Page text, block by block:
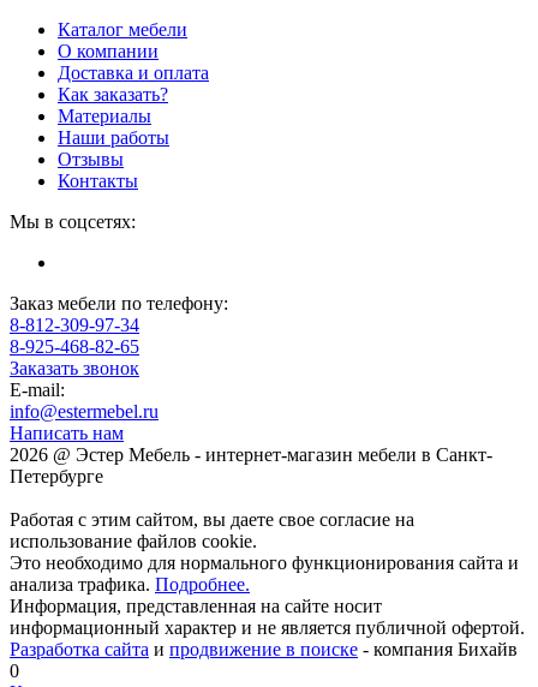
Каталог мебели
О компании
Доставка и оплата
Как заказать?
Материалы
Наши работы
Отзывы
Контакты
Мы в соцсетях:
Заказ мебели по телефону:
8-812-309-97-34
8-925-468-82-65
Заказать звонок
E-mail:
info@estermebel.ru
Написать нам
2026 @ Эстер Мебель - интернет-магазин мебели в Санкт-
Петербурге
Работая с этим сайтом, вы даете свое согласие на
использование файлов cookie.
Это необходимо для нормального функционирования сайта и
анализа трафика. Подробнее.
Информация, представленная на сайте носит
информационный характер и не является публичной офертой.
Разработка сайта и продвижение в поиске - компания Бихайв
0